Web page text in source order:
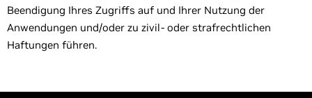
Beendigung Ihres Zugriffs auf und Ihrer Nutzung der
Anwendungen und/oder zu zivil- oder strafrechtlichen
Haftungen führen.